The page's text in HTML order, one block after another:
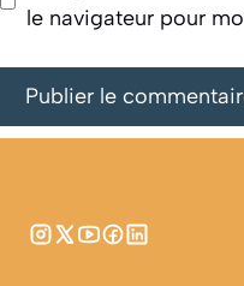
le navigateur pour